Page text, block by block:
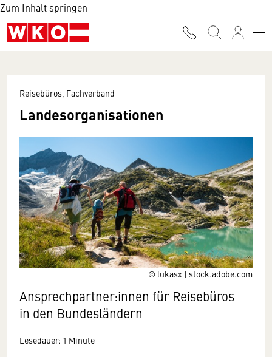
Zum Inhalt springen
© lukasx | stock.adobe.com
Reisebüros, Fachverband
Landesorganisationen
Ansprechpartner:innen für Reisebüros
in den Bundesländern
Lesedauer: 1 Minute